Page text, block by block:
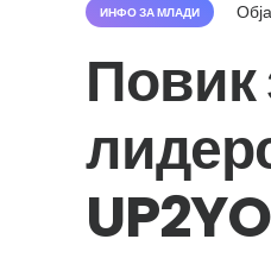
ИНФО ЗА МЛАДИ
Повик